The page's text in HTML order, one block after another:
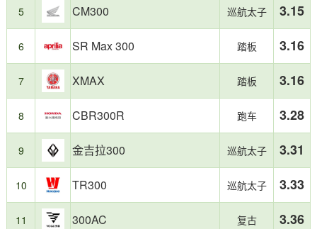
用
户
提
油
记
录
制
作，
反
映
内
市
场
迎
的
细
场
之
一，
2025
5 CM300 巡航太子 3.15
6 SR Max 300 踏板 3.16
7 XMAX 踏板 3.16
8 CBR300R 跑车 3.28
9 金吉拉300 巡航太子 3.31
10 TR300 巡航太子 3.33
11 300AC 复古 3.36